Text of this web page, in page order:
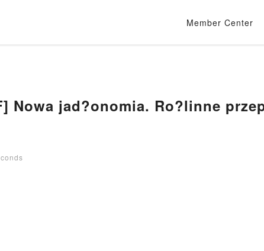
Member Center
Nowa jad?onomia. Ro?linne